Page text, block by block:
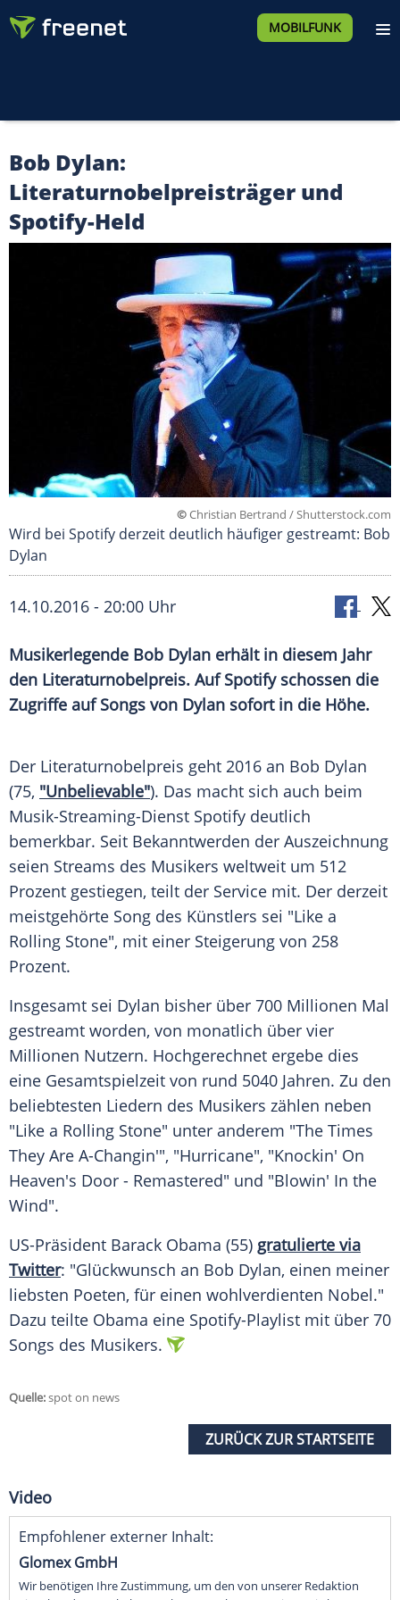
MOBILFUNK
Bob Dylan:
Literaturnobelpreisträger und
Spotify-Held
©Christian Bertrand / Shutterstock.com
Wird bei Spotify derzeit deutlich häufiger gestreamt: Bob
Dylan
14.10.2016 - 20:00 Uhr
Musikerlegende Bob Dylan erhält in diesem Jahr
den Literaturnobelpreis. Auf Spotify schossen die
Zugriffe auf Songs von Dylan sofort in die Höhe.
Der Literaturnobelpreis geht 2016 an Bob Dylan
(75, "Unbelievable"). Das macht sich auch beim
Musik-Streaming-Dienst Spotify deutlich
bemerkbar. Seit Bekanntwerden der Auszeichnung
seien Streams des Musikers weltweit um 512
Prozent gestiegen, teilt der Service mit. Der derzeit
meistgehörte Song des Künstlers sei "Like a
Rolling Stone", mit einer Steigerung von 258
Prozent.
Insgesamt sei Dylan bisher über 700 Millionen Mal
gestreamt worden, von monatlich über vier
Millionen Nutzern. Hochgerechnet ergebe dies
eine Gesamtspielzeit von rund 5040 Jahren. Zu den
beliebtesten Liedern des Musikers zählen neben
"Like a Rolling Stone" unter anderem "The Times
They Are A-Changin'", "Hurricane", "Knockin' On
Heaven's Door - Remastered" und "Blowin' In the
Wind".
US-Präsident Barack Obama (55) gratulierte via
Twitter: "Glückwunsch an Bob Dylan, einen meiner
liebsten Poeten, für einen wohlverdienten Nobel."
Dazu teilte Obama eine Spotify-Playlist mit über 70
Songs des Musikers.
Quelle:spot on news
ZURÜCK ZUR STARTSEITE
Video
Empfohlener externer Inhalt:
Glomex GmbH
Wir benötigen Ihre Zustimmung, um den von unserer Redaktion